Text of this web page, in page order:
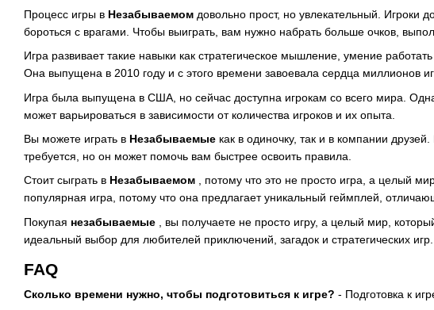
Процесс игры в Незабываемом довольно прост, но увлекательный. Игроки
бороться с врагами. Чтобы выиграть, вам нужно набрать больше очков,
Игра развивает такие навыки как стратегическое мышление, умение
Она выпущена в 2010 году и с этого времени завоевала сердца миллионов
Игра была выпущена в США, но сейчас доступна игрокам со всего мира.
может варьироваться в зависимости от количества игроков и их опыта.
Вы можете играть в Незабываемые как в одиночку, так и в компании
требуется, но он может помочь вам быстрее освоить правила.
Стоит сыграть в Незабываемом , потому что это не просто игра, а целый
популярная игра, потому что она предлагает уникальный геймплей,
Покупая незабываемые , вы получаете не просто игру, а целый мир,
идеальный выбор для любителей приключений, загадок и стратегических игр.
FAQ
Сколько времени нужно, чтобы подготовиться к игре? - Подготовка к